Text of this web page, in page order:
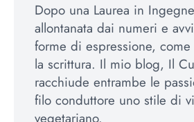
Dopo una Laurea in
allontanata dai numeri e
forme di espressione,
la scrittura. Il mio blog, Il
racchiude entrambe le
filo conduttore uno stile di